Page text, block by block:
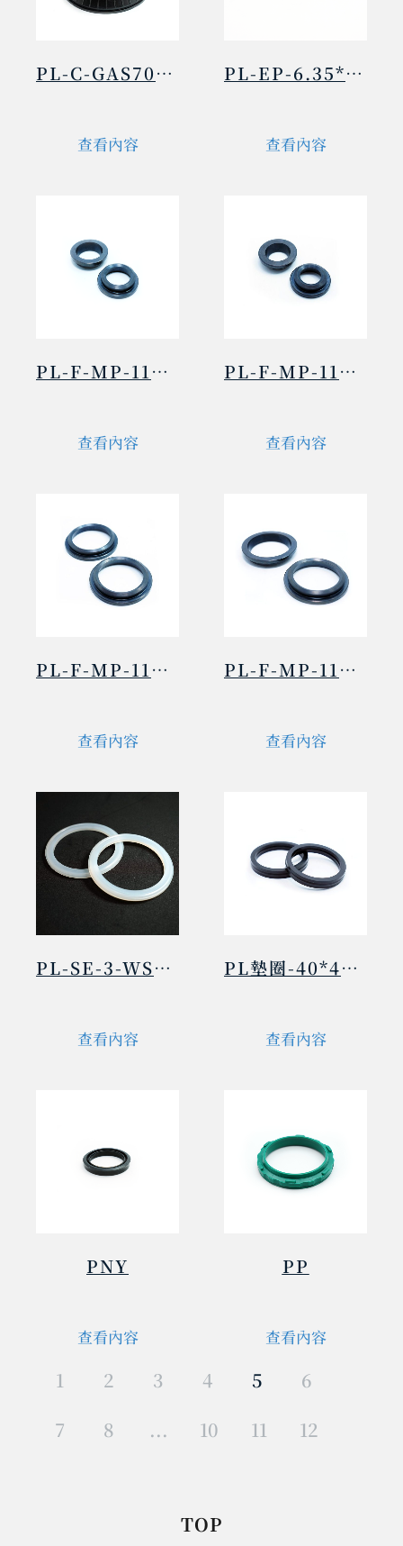
PL-C-GAS70-2IN
查看內容
PL-EP-6.35*9.2*10
查看內容
PL-F-MP-115626
查看內容
PL-F-MP-116185+
查看內容
PL-F-MP-116188
查看內容
PL-F-MP-116191
查看內容
PL-SE-3-WSH-70*88*3/6
查看內容
PL墊圈-40*49*7.1
查看內容
PNY
查看內容
PP
查看內容
1 2 3 4 5
6
7
8 ... 10 11 12
TOP